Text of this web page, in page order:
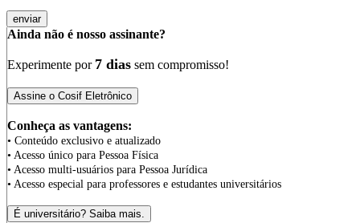
Ainda não é nosso assinante?
Experimente por 7 dias sem compromisso!
Conheça as vantagens:
• Conteúdo exclusivo e atualizado
• Acesso único para Pessoa Física
• Acesso multi-usuários para Pessoa Jurídica
• Acesso especial para professores e estudantes universitários